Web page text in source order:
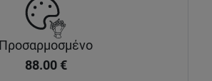
Προσαρμοσμένο
88.00 €